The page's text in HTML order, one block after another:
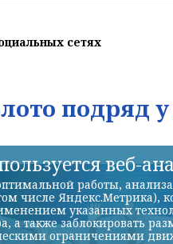
сетях
подряд
веб-
работы,
числе Яндекс.Метрика),
указанных
а также заблокировать
ограничениями